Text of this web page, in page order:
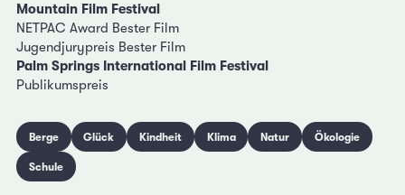
Mountain Film Festival
NETPAC Award Bester Film
Jugendjurypreis Bester Film
Palm Springs International Film Festival
Publikumspreis
Berge Glück Kindheit Klima Natur Ökologie
Schule